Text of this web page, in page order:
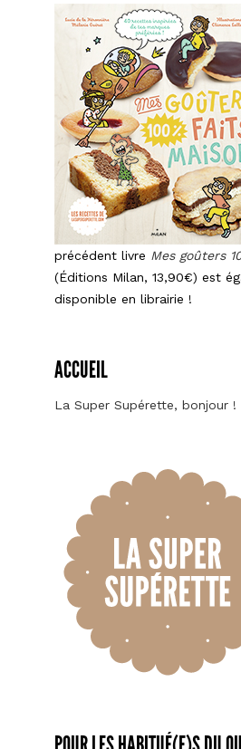
précédent livre Mes goûters
(Éditions Milan, 13,90€) est
disponible en librairie !
ACCUEIL
La Super Supérette, bonjour !